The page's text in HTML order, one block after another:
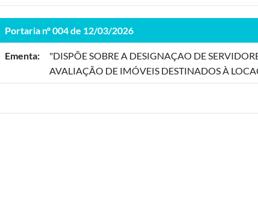
Portaria nº 004 de 12/03/2026
Ementa:
"DISPÕE SOBRE A DESIGNAÇAO DE
AVALIAÇÃO DE IMÓVEIS DESTINADOS À